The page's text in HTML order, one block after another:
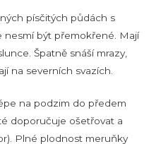
písčitých půdách s
nesmí být přemokřené. Mají
Špatně snáší mrazy,
na severních svazích.
na podzim do předem
doporučuje ošetřovat a
Plné plodnost meruňky